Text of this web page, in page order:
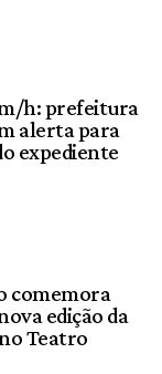
h: prefeitura
alerta para
expediente
comemora
edição da
Teatro